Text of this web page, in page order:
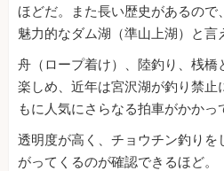
ほどだ。また長い歴史があるので
魅力的なダム湖（準山上湖）と言
舟（ロープ着け）、陸釣り、桟
楽しめ、近年は宮沢湖が釣り禁止
もに人気にさらなる拍車がかかっ
透明度が高く、チョウチン釣り
がってくるのが確認できるほど。